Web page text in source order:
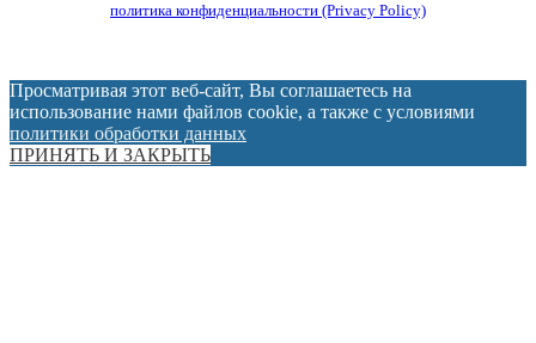
политика конфиденциальности (Privacy Policy)
Просматривая этот веб-сайт, Вы соглашаетесь на
использование нами файлов cookie, а также с условиями
политики обработки данных
ПРИНЯТЬ И ЗАКРЫТЬ